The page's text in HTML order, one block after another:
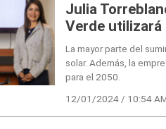
Julia
Verde utilizará
La mayor parte del
solar. Además, la
para el 2050.
12/01/2024 / 10:54